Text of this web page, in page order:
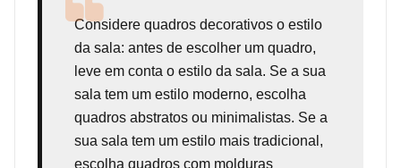
Considere quadros decorativos o estilo
da sala: antes de escolher um quadro,
leve em conta o estilo da sala. Se a sua
sala tem um estilo moderno, escolha
quadros abstratos ou minimalistas. Se a
sua sala tem um estilo mais tradicional,
escolha quadros com molduras